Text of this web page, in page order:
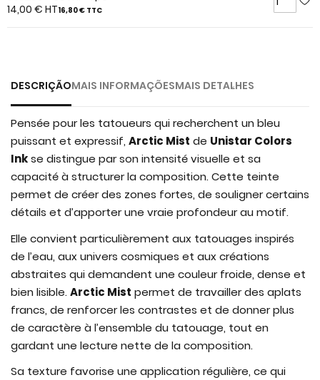
the
14,00 € HT16,80 € TTC
DESCRIÇÃOMAIS INFORMAÇÕESMAIS DETALHES
Pensée pour les tatoueurs qui recherchent un bleu
puissant et expressif, Arctic Mist de Unistar Colors
Inkse distingue par son intensité visuelle et sa
capacité à structurer la composition. Cette teinte
permet de créer des zones fortes, de souligner certains
détails et d’apporter une vraie profondeur au motif.
Elle convient particulièrement aux tatouages inspirés
de l’eau, aux univers cosmiques et aux créations
abstraites qui demandent une couleur froide, dense et
bien lisible. Arctic Mist permet de travailler des aplats
francs, de renforcer les contrastes et de donner plus
de caractère à l’ensemble du tatouage, tout en
gardant une lecture nette de la composition.
Sa texture favorise une application régulière, ce qui